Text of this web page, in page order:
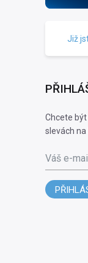
Již
Chcete
slevách
Váš e-